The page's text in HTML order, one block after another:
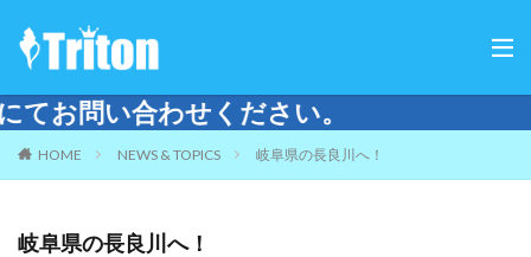
HOME NEWS & TOPICS 岐阜県の長良川へ！
岐阜県の長良川へ！